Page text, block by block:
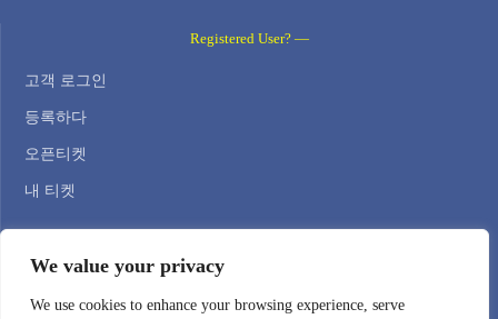
We value your privacy
We use cookies to enhance your browsing experience, serve
Registered User? —
고객 로그인
등록하다
오픈티켓
내 티켓